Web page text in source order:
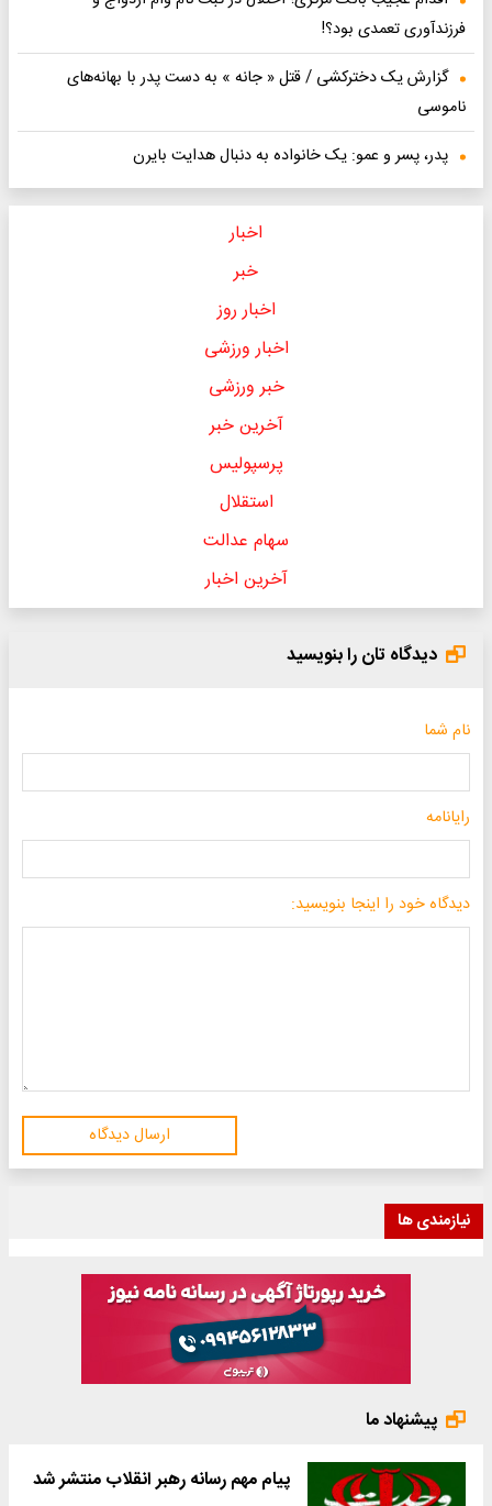
فرزندآوری تعمدی بود؟!
گزارش یک د‌خترکشی / قتل « جانه » به دست پدر با بهانه‌های
ناموسی
پدر، پسر و عمو: یک خانواده به دنبال هدایت بایرن
اخبار
خبر
اخبار روز
اخبار ورزشی
خبر ورزشی
آخرین خبر
پرسپولیس
استقلال
سهام عدالت
آخرین اخبار
دیدگاه تان را بنویسید
نام شما
رایانامه
دیدگاه خود را اینجا بنویسید:
ارسال دیدگاه
نیازمندی ها
پیشنهاد ما
پیام مهم رسانه رهبر انقلاب منتشر شد